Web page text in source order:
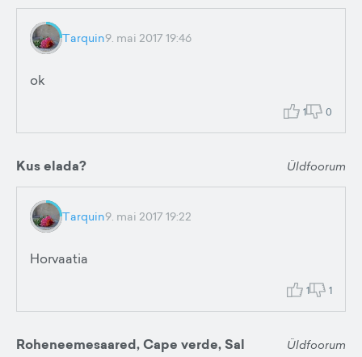
Tarquin9. mai 2017 19:46
ok
1 0
Kus elada? Üldfoorum
Tarquin9. mai 2017 19:22
Horvaatia
1 1
Roheneemesaared, Cape verde, Sal Üldfoorum